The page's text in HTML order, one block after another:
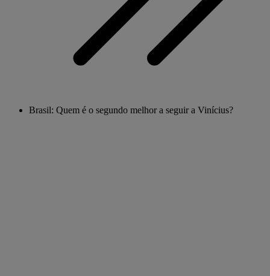
Brasil: Quem é o segundo melhor a seguir a Vinícius?